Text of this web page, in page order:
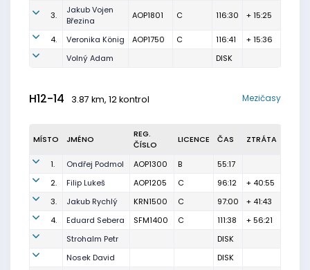
3.
Jakub Vojen
Březina
AOP1801 C 116:30 + 15:25
4. Veronika König AOP1750 C 116:41
+ 15:36
Volný Adam
DISK
H12-14 3.87 km, 12 kontrol Mezičasy
MÍSTO JMÉNO
REG.
ČÍSLO
LICENCE ČAS ZTRÁTA
1. Ondřej Podmol AOP1300 B
55:17
2.
Filip Lukeš AOP1205 C 96:12
+ 40:55
3.
Jakub Rychlý KRN1500 C 97:00
+ 41:43
4.
Eduard Sebera SFM1400 C 111:38
+ 56:21
Strohalm Petr
DISK
Nosek David
DISK